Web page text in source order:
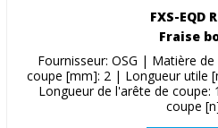
FXS-EQD
Fraise
Fournisseur: OSG | Matière
coupe [mm]: 2 | Longueur utile
Longueur de l'arête de
coupe